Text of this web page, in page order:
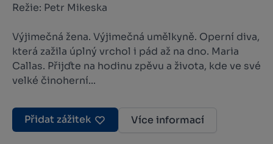
Režie: Petr Mikeska
Výjimečná žena. Výjimečná umělkyně. Operní diva,
která zažila úplný vrchol i pád až na dno. Maria
Callas. Přijďte na hodinu zpěvu a života, kde ve své
velké činoherní...
Přidat zážitek Více informací